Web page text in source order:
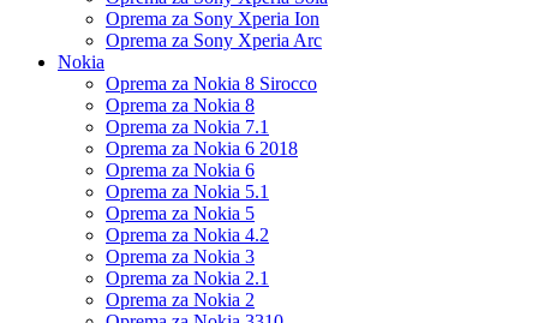
Oprema za Sony Xperia Ion
Oprema za Sony Xperia Arc
Nokia
Oprema za Nokia 8 Sirocco
Oprema za Nokia 8
Oprema za Nokia 7.1
Oprema za Nokia 6 2018
Oprema za Nokia 6
Oprema za Nokia 5.1
Oprema za Nokia 5
Oprema za Nokia 4.2
Oprema za Nokia 3
Oprema za Nokia 2.1
Oprema za Nokia 2